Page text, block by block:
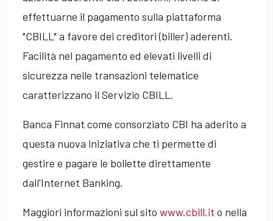
effettuarne il pagamento sulla piattaforma
"CBILL" a favore dei creditori (biller) aderenti.
Facilità nel pagamento ed elevati livelli di
sicurezza nelle transazioni telematice
caratterizzano il Servizio CBILL.
Banca Finnat come consorziato CBI ha aderito a
questa nuova iniziativa che ti permette di
gestire e pagare le bollette direttamente
dall'Internet Banking.
Maggiori informazioni sul sito www.cbill.it o nella